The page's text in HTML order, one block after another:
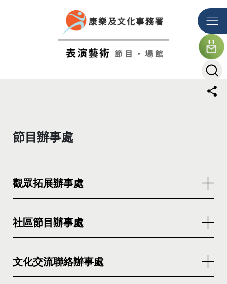
跳到主要内容
節目辦事處
觀眾拓展辦事處
社區節目辦事處
文化交流聯絡辦事處